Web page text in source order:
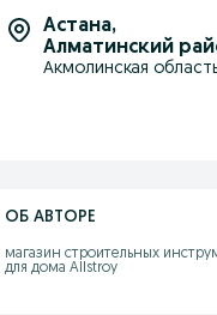
Астана,
Алматинский
Акмолинская
ОБ АВТОРЕ
магазин строительных
для дома Allstroy